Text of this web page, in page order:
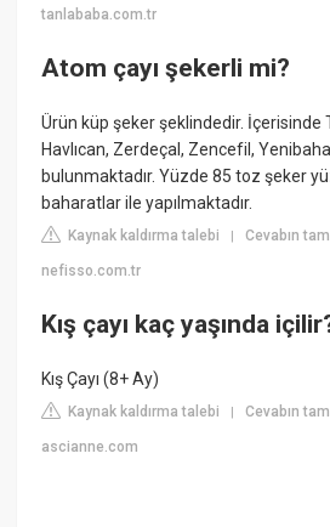
tanlababa.com.tr
Atom çayı şekerli mi?
Ürün küp şeker şeklindedir. İçerisinde
Havlıcan, Zerdeçal, Zencefil,
bulunmaktadır. Yüzde 85 toz şeker
baharatlar ile yapılmaktadır.
Kaynak kaldırma talebi |Cevabın
nefisso.com.tr
Kış çayı kaç yaşında
Kış Çayı (8+ Ay)
Kaynak kaldırma talebi |Cevabın
ascianne.com